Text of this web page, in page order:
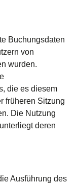
Buchungsdaten
von
wurden.
die es diesem
früheren Sitzung
Die Nutzung
deren
Ausführung des